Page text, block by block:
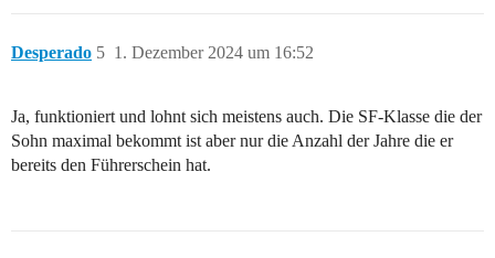
Desperado 1. Dezember 2024 um 16:52
5
Ja, funktioniert und lohnt sich meistens auch. Die SF-Klasse die der
Sohn maximal bekommt ist aber nur die Anzahl der Jahre die er
bereits den Führerschein hat.